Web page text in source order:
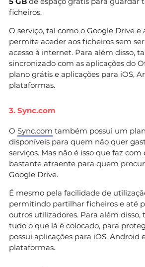
ficheiros.
O serviço, tal como o Google Drive e
permite aceder aos ficheiros sem
acesso à internet. Para além disso,
sincronizado com as aplicações do
plano grátis e aplicações para iOS,
plataformas.
3. Sync.com
O Sync.com também possui um
disponíveis para quem não quer
serviços. Mas não é isso que faz com
bastante atraente para quem
Google Drive.
É mesmo pela facilidade de
permitindo partilhar ficheiros e até
outros utilizadores. Para além
tudo o que lá é colocado, para
possui aplicações para iOS, Android
plataformas.